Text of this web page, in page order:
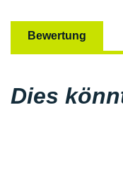
Bewertung
Dies